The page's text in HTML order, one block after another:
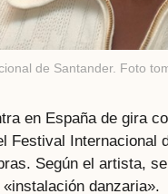
de Santander. Foto
en España de gira
Festival Internacional
Según el artista,
danzaria».